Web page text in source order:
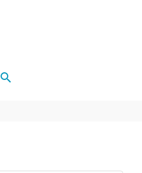
Rechercher